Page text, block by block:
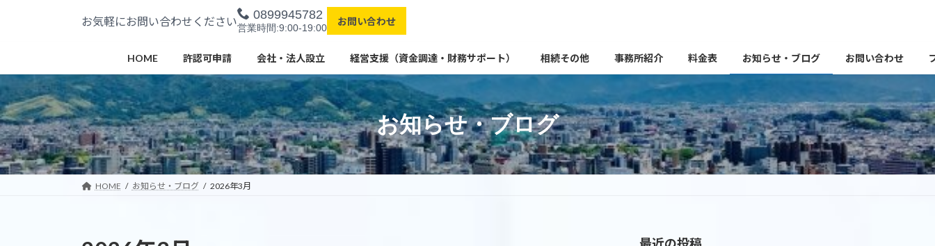
ツ
へ
ス
キ
ッ
プ
シ
ョ
ン
に
移
動
お気軽にお問い合わせください 0899945782
営業時間:9:00-19:00
お問い合わせ
HOME 許認可申請 会社・法人設立 経営支援（資金調達・財務サポート） 相続その他 事務所紹介 料金表 お知らせ・ブログ お問い合わせ
お知らせ・ブログ
HOME お知らせ・ブログ 2026年3月